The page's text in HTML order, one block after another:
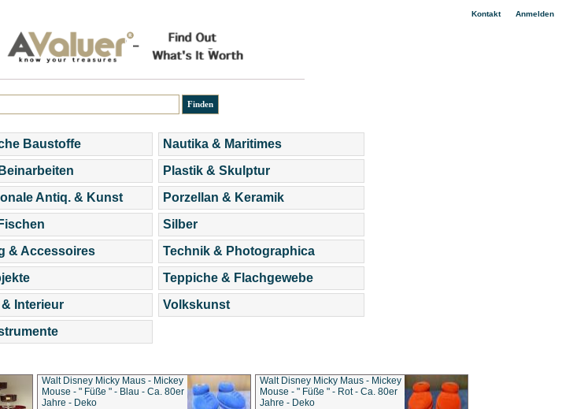
Kontakt| Anmelden
Baustoffe
Antiq. & Kunst
& Accessoires
Interieur
Nautika & Maritimes
Plastik & Skulptur
Porzellan & Keramik
Silber
Technik & Photographica
Teppiche & Flachgewebe
Volkskunst
Walt Disney Micky Maus - Mickey
Mouse - " Füße " - Blau - Ca. 80er
Jahre - Deko
Walt Disney Micky Maus - Mickey
Mouse - " Füße " - Rot - Ca. 80er
Jahre - Deko